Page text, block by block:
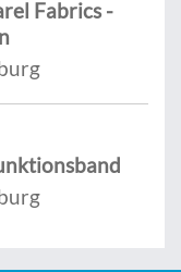
Fabrics -